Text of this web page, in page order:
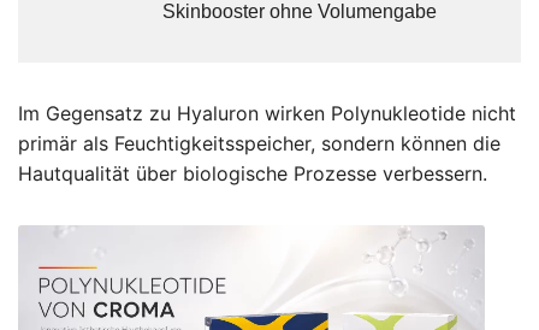
Skinbooster ohne Volumengabe
Im Gegensatz zu Hyaluron wirken Polynukleotide nicht
primär als Feuchtigkeitsspeicher, sondern können die
Hautqualität über biologische Prozesse verbessern.